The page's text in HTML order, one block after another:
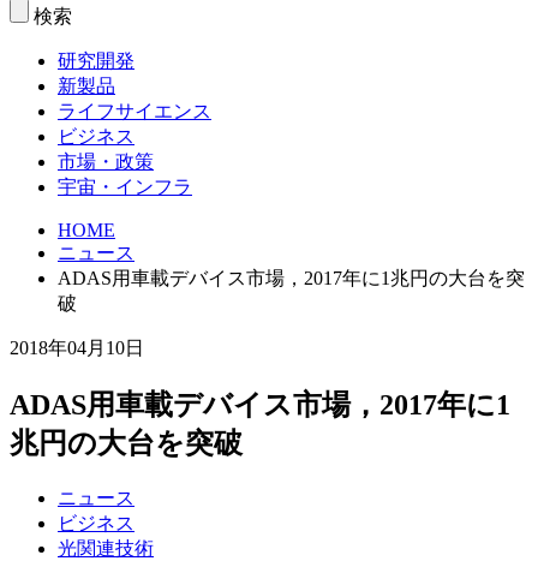
検索
研究開発
新製品
ライフサイエンス
ビジネス
市場・政策
宇宙・インフラ
HOME
ニュース
ADAS用車載デバイス市場，2017年に1兆円の大台を突
破
2018年04月10日
ADAS用車載デバイス市場，2017年に1
兆円の大台を突破
ニュース
ビジネス
光関連技術